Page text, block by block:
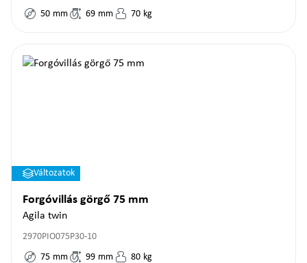
50 mm 69 mm 70 kg
Változatok
Forgóvillás görgő 75 mm
Agila twin
2970PIO075P30-10
75 mm 99 mm 80 kg